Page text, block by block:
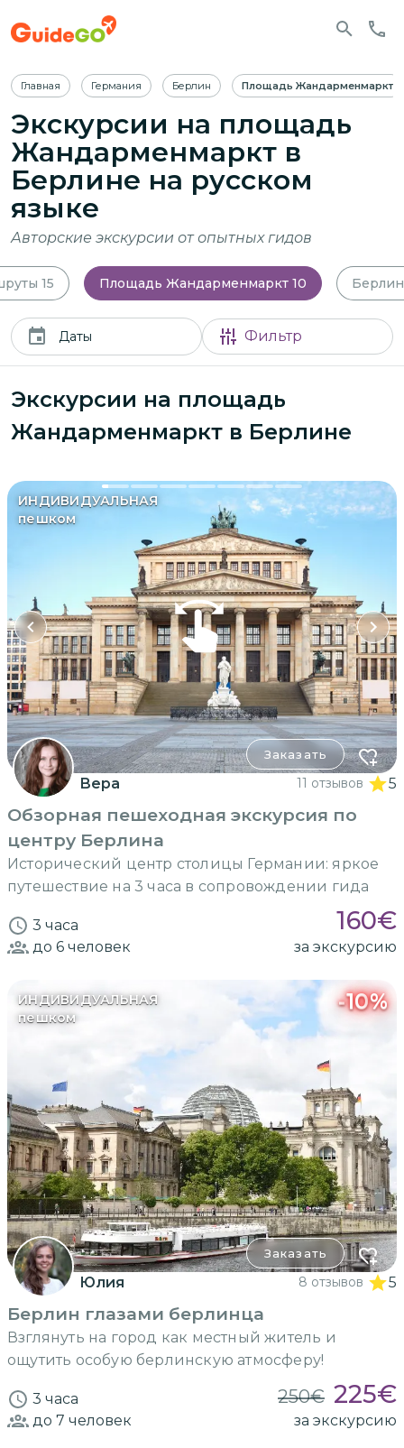
Главная Германия Берлин Площадь Жандарменмаркт
Экскурсии на площадь
Жандарменмаркт в
Берлине на русском
языке
Авторские экскурсии от опытных гидов
15 Площадь Жандарменмаркт 10
Даты Фильтр
Экскурсии на площадь
Жандарменмаркт в Берлине
ИНДИВИДУАЛЬНАЯ
пешком
Заказать
Вера 11 отзывов 5
Обзорная пешеходная экскурсия по
центру Берлина
Исторический центр столицы Германии: яркое
путешествие на 3 часа в сопровождении гида
3 часа 160€
до 6 человек за экскурсию
ИНДИВИДУАЛЬНАЯ
пешком
-10%
Заказать
Юлия 8 отзывов 5
Берлин глазами берлинца
Взглянуть на город как местный житель и
ощутить особую берлинскую атмосферу!
3 часа 250€ 225€
до 7 человек за экскурсию